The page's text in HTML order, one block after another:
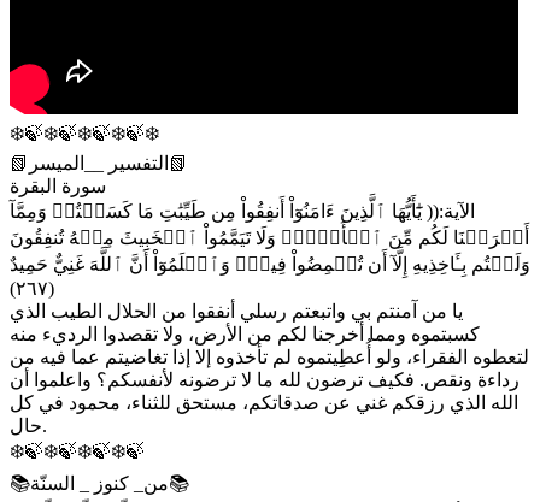
❄️🍃❄️🍃❄️🍃❄️🍃❄️
📗التفسير __الميسر📗
سورة البقرة
الآية:(( يَٰٓأَيُّهَا ٱلَّذِينَ ءَامَنُوٓاْ أَنفِقُواْ مِن طَيِّبَٰتِ مَا كَسَبۡتُمۡ وَمِمَّآ
أَخۡرَجۡنَا لَكُم مِّنَ ٱلۡأَرۡضِۖ وَلَا تَيَمَّمُواْ ٱلۡخَبِيثَ مِنۡهُ تُنفِقُونَ
وَلَسۡتُم بِـَٔاخِذِيهِ إِلَّآ أَن تُغۡمِضُواْ فِيهِۚ وَٱعۡلَمُوٓاْ أَنَّ ٱللَّهَ غَنِيٌّ حَمِيدٌ
(٢٦٧)
يا من آمنتم بي واتبعتم رسلي أنفقوا من الحلال الطيب الذي
كسبتموه ومما أخرجنا لكم من الأرض، ولا تقصدوا الرديء منه
لتعطوه الفقراء، ولو أُعطِيتموه لم تأخذوه إلا إذا تغاضيتم عما فيه من
رداءة ونقص. فكيف ترضون لله ما لا ترضونه لأنفسكم؟ واعلموا أن
الله الذي رزقكم غني عن صدقاتكم، مستحق للثناء، محمود في كل
حال.
❄️🍃❄️🍃❄️🍃❄️🍃
📚من_ كنوز _ السنّة📚